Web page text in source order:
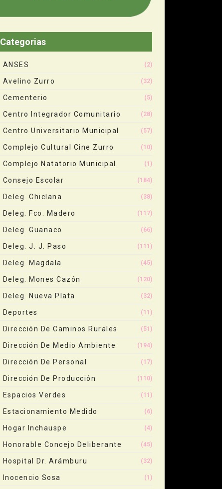
Categorias
ANSES (2)
Avelino Zurro (32)
Cementerio (5)
Centro Integrador Comunitario (28)
Centro Universitario Municipal (57)
Complejo Cultural Cine Zurro (10)
Complejo Natatorio Municipal (1)
Consejo Escolar (184)
Deleg. Chiclana (38)
Deleg. Fco. Madero (117)
Deleg. Guanaco (66)
Deleg. J. J. Paso (111)
Deleg. Magdala (45)
Deleg. Mones Cazón (120)
Deleg. Nueva Plata (32)
Deportes (11)
Dirección De Caminos Rurales (51)
Dirección De Medio Ambiente (194)
Dirección De Personal (17)
Dirección De Producción (110)
Espacios Verdes (11)
Estacionamiento Medido (6)
Hogar Inchauspe (4)
Honorable Concejo Deliberante (45)
Hospital Dr. Arámburu (32)
Inocencio Sosa (1)